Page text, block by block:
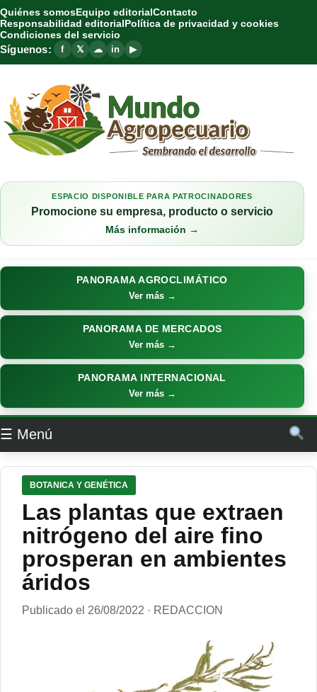
Quiénes somosEquipo editorialContacto
Responsabilidad editorialPolítica de privacidad y cookies
Condiciones del servicio
Síguenos: f 𝕏 ☁ in ▶
ESPACIO DISPONIBLE PARA PATROCINADORES
Promocione su empresa, producto o servicio
Más información →
PANORAMA AGROCLIMÁTICO
Ver más →
PANORAMA DE MERCADOS
Ver más →
PANORAMA INTERNACIONAL
Ver más →
☰ Menú
BOTANICA Y GENÉTICA
Las plantas que extraen
nitrógeno del aire fino
prosperan en ambientes
áridos
Publicado el 26/08/2022 · REDACCION